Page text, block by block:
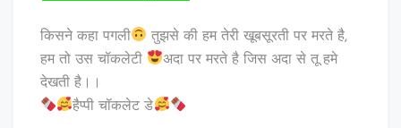
किसने कहा पगली
तुझसे की हम तेरी खूबसूरती पर मरते है,
हम तो उस चॉकलेटी
अदा पर मरते है जिस अदा से तू हमे
देखती है।।
हैप्पी चॉकलेट डे